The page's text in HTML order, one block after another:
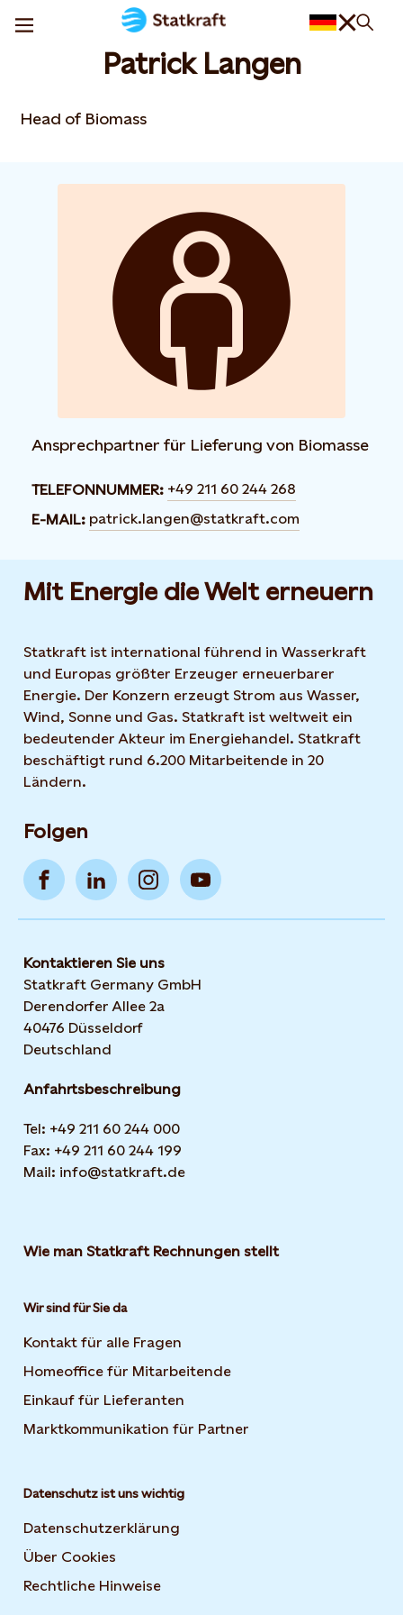
Patrick Langen
Head of Biomass
Ansprechpartner für Lieferung von Biomasse
TELEFONNUMMER: +49 211 60 244 268
E-MAIL: patrick.langen@statkraft.com
Mit Energie die Welt erneuern
Statkraft ist international führend in Wasserkraft
und Europas größter Erzeuger erneuerbarer
Energie. Der Konzern erzeugt Strom aus Wasser,
Wind, Sonne und Gas. Statkraft ist weltweit ein
bedeutender Akteur im Energiehandel. Statkraft
beschäftigt rund 6.200 Mitarbeitende in 20
Ländern.
Folgen
Kontaktieren Sie uns
Statkraft Germany GmbH
Derendorfer Allee 2a
40476 Düsseldorf
Deutschland
Anfahrtsbeschreibung
Tel: +49 211 60 244 000
Fax: +49 211 60 244 199
Mail: info@statkraft.de
Wie man Statkraft Rechnungen stellt
Wir sind für Sie da
Kontakt für alle Fragen
Homeoffice für Mitarbeitende
Einkauf für Lieferanten
Marktkommunikation für Partner
Datenschutz ist uns wichtig
Datenschutzerklärung
Über Cookies
Rechtliche Hinweise